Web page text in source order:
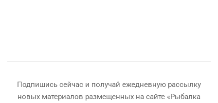
Подпишись сейчас и получай ежедневную рассылку
новых материалов размещенных на сайте «Рыбалка